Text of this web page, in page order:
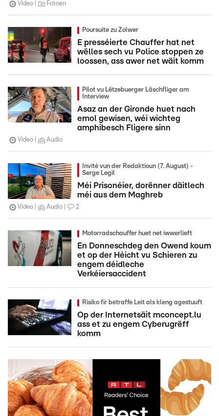
Video Fotoen
Poursuite zu Zolwer
E presséierte Chauffer hat net
wëlles sech vu Police stoppen ze
loossen, ass awer net wäit komm
Pilot vu Lëtzebuerger Läschfliger am
Interview
Asaz an der Gironde huet nach
emol gewisen, wéi wichteg
amphibesch Fligere sinn
Video Audio
Invité vun der Redaktioun (7. August) -
Serge Legil
Méi Prisonéier, dorënner däitlech
méi aus dem Maghreb
Video Audio 2
Motorradschauffer huet net iwwerlieft
En Donneschdeg den Owend koum
et op der Héicht vu Schieren zu
engem déidleche
Verkéiersaccident
Risiko fir betraffe Leit als kleng agestuuft
Op der Internetsäit mconcept.lu
ass et zu engem Cyberugrëff
komm